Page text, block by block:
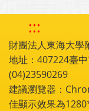
:::
財團法人東海大學
地址：407224臺
(04)23590269
建議瀏覽器：
佳顯示效果為